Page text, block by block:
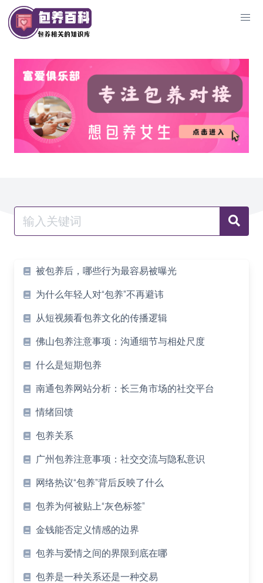
Skip
to
content
养
Search
for:
Article被包养后，哪些行为最容易被曝光
为什么年轻人对“包养”不再避讳
从短视频看包养文化的传播逻辑
佛山包养注意事项：沟通细节与相处尺度
什么是短期包养
南通包养网站分析：长三角市场的社交平台
情绪回馈
包养关系
广州包养注意事项：社交交流与隐私意识
网络热议“包养”背后反映了什么
包养为何被贴上“灰色标签”
金钱能否定义情感的边界
包养与爱情之间的界限到底在哪
包养是一种关系还是一种交易